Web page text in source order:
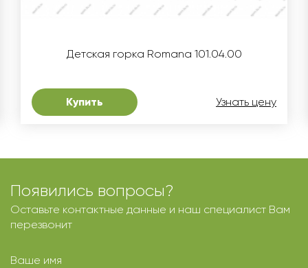
Детская горка Romana 101.04.00
Купить Узнать цену
Появились вопросы?
Оставьте контактные данные и наш специалист Вам
перезвонит
Ваше имя